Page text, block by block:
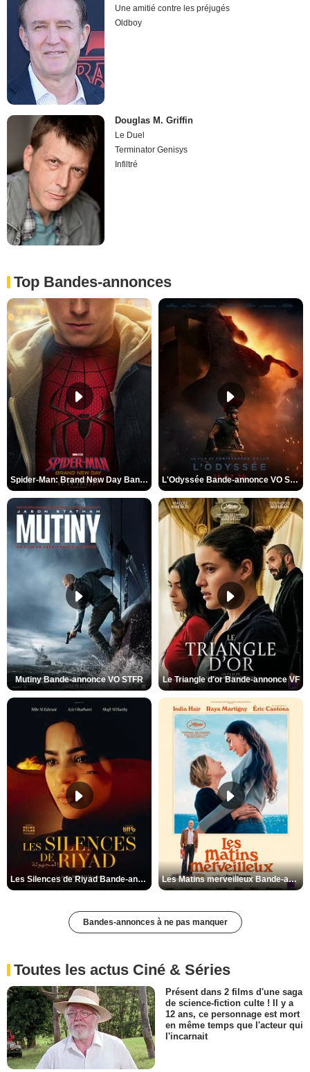
Une amitié contre les préjugés
Oldboy
Douglas M. Griffin
Le Duel
Terminator Genisys
Infiltré
Top Bandes-annonces
Spider-Man: Brand New Day Bande-annonce VO STFR L'Odyssée Bande-annonce VO STFR
Mutiny Bande-annonce VO STFR Le Triangle d'or Bande-annonce VF
Les Silences de Riyad Bande-annonce VO STFR Les Matins merveilleux Bande-annonce VF
Bandes-annonces à ne pas manquer
Toutes les actus Ciné & Séries
Présent dans 2 films d'une saga
de science-fiction culte ! Il y a
12 ans, ce personnage est mort
en même temps que l'acteur qui
l'incarnait